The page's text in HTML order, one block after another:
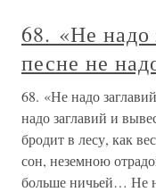
68. «Не надо
песне не
68. «Не надо
надо заглавий и
бродит в лесу, как
сон, неземною
больше ничьей… Не